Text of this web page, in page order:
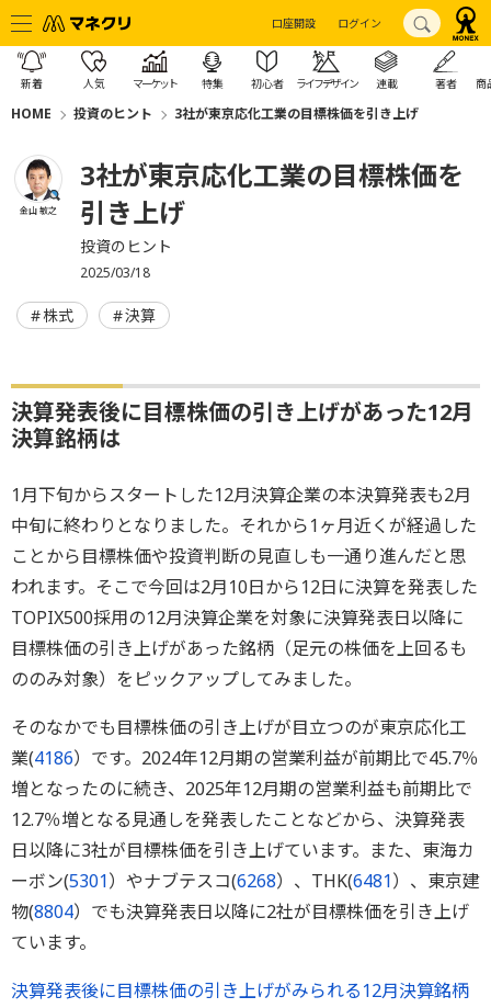
口座開設 ログイン
新着 人気 マーケット 特集 初心者 ライフデザイン 連載 著者 商
HOME 投資のヒント 3社が東京応化工業の目標株価を引き上げ
金山 敏之
3社が東京応化工業の目標株価を
引き上げ
投資のヒント
2025/03/18
株式 決算
決算発表後に目標株価の引き上げがあった12月
決算銘柄は
1月下旬からスタートした12月決算企業の本決算発表も2月
中旬に終わりとなりました。それから1ヶ月近くが経過した
ことから目標株価や投資判断の見直しも一通り進んだと思
われます。そこで今回は2月10日から12日に決算を発表した
TOPIX500採用の12月決算企業を対象に決算発表日以降に
目標株価の引き上げがあった銘柄（足元の株価を上回るも
ののみ対象）をピックアップしてみました。
そのなかでも目標株価の引き上げが目立つのが東京応化工
業(4186）です。2024年12月期の営業利益が前期比で45.7％
増となったのに続き、2025年12月期の営業利益も前期比で
12.7％増となる見通しを発表したことなどから、決算発表
日以降に3社が目標株価を引き上げています。また、東海カ
ーボン(5301）やナブテスコ(6268）、THK(6481）、東京建
物(8804）でも決算発表日以降に2社が目標株価を引き上げ
ています。
決算発表後に目標株価の引き上げがみられる12月決算銘柄